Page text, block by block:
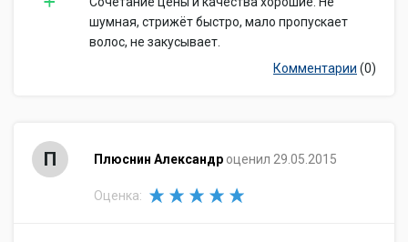
шумная, стрижёт быстро, мало пропускает
волос, не закусывает.
Комментарии (0)
П Плюснин Александр оценил 29.05.2015
Оценка: